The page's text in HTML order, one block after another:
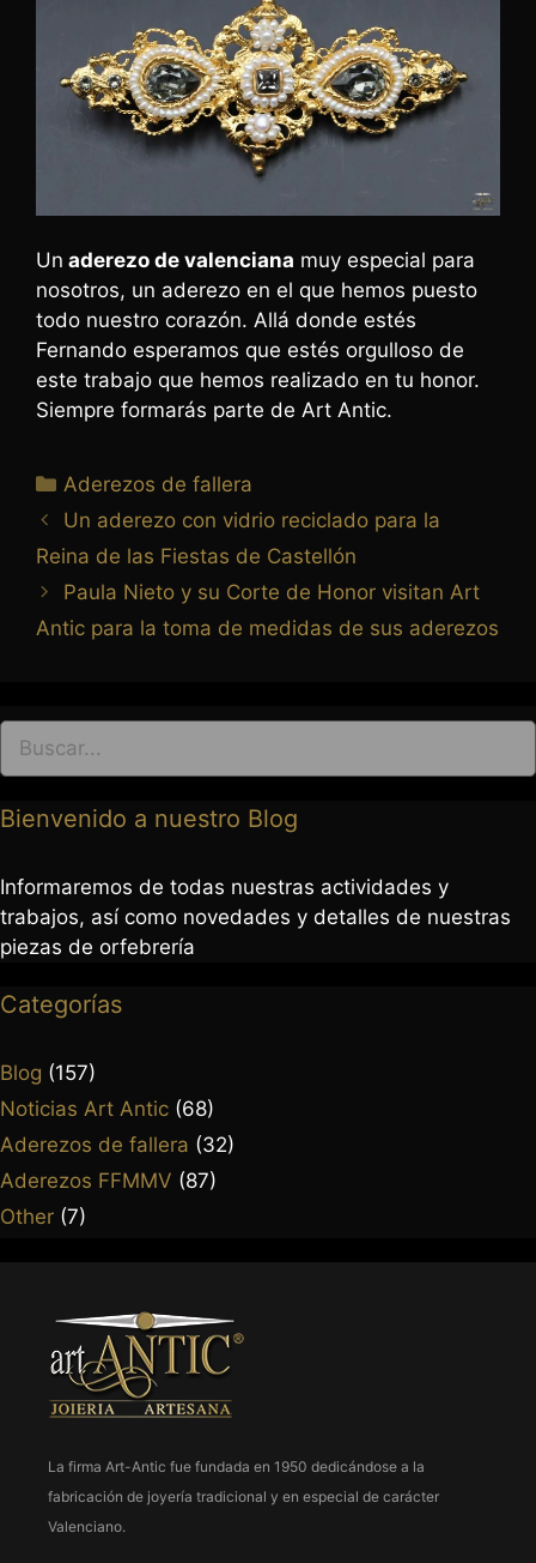
Un aderezo de valenciana muy especial para
nosotros, un aderezo en el que hemos puesto
todo nuestro corazón. Allá donde estés
Fernando esperamos que estés orgulloso de
este trabajo que hemos realizado en tu honor.
Siempre formarás parte de Art Antic.
Aderezos de fallera
Un aderezo con vidrio reciclado para la
Reina de las Fiestas de Castellón
Paula Nieto y su Corte de Honor visitan Art
Antic para la toma de medidas de sus aderezos
Bienvenido a nuestro Blog
Informaremos de todas nuestras actividades y
trabajos, así como novedades y detalles de nuestras
piezas de orfebrería
Categorías
Blog (157)
Noticias Art Antic (68)
Aderezos de fallera (32)
Aderezos FFMMV (87)
Other (7)
La firma Art-Antic fue fundada en 1950 dedicándose a la
fabricación de joyería tradicional y en especial de carácter
Valenciano.
963 237 952
art-antic@art-antic.net